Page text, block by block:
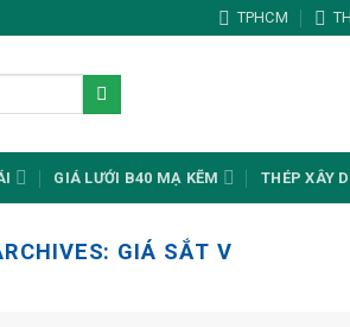
TPHCM
GIÁ LƯỚI B40 MẠ KẼM THÉP XÂY
GIÁ SẮT V